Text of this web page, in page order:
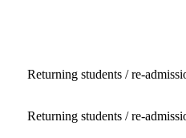
Returning students / re-
Returning students / re-